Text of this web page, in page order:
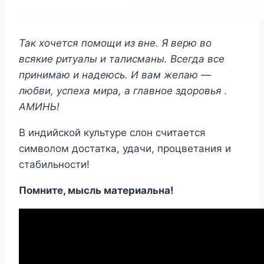
Так хочется помощи из вне. Я верю во
всякие ритуалы и талисманы. Всегда все
принимаю и надеюсь. И вам желаю —
любви, успеха мира, а главное здоровья .
АМИНЬ!
В индийской культуре слон считается
символом достатка, удачи, процветания и
стабильности!
Помните, мысль материальна!